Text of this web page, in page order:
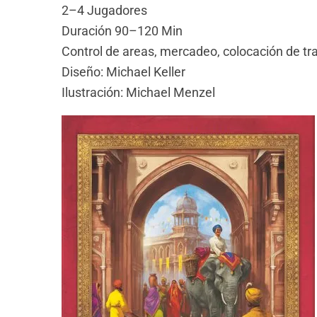
2–4 Jugadores
Duración 90–120 Min
Control de areas, mercadeo, colocación de
Diseño: Michael Keller
Ilustración: Michael Menzel